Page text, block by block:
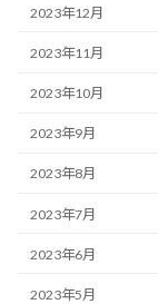
2023年12月
2023年11月
2023年10月
2023年9月
2023年8月
2023年7月
2023年6月
2023年5月